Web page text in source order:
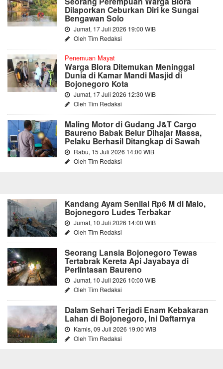
Dilaporkan Ceburkan Diri ke Sungai
Bengawan Solo
Jumat, 17 Juli 2026 19:00 WIB
Oleh Tim Redaksi
Penemuan Mayat
Warga Blora Ditemukan Meninggal
Dunia di Kamar Mandi Masjid di
Bojonegoro Kota
Jumat, 17 Juli 2026 12:30 WIB
Oleh Tim Redaksi
Maling Motor di Gudang J&T Cargo
Baureno Babak Belur Dihajar Massa,
Pelaku Berhasil Ditangkap di Sawah
Rabu, 15 Juli 2026 14:00 WIB
Oleh Tim Redaksi
Kandang Ayam Senilai Rp6 M di Malo,
Bojonegoro Ludes Terbakar
Jumat, 10 Juli 2026 14:00 WIB
Oleh Tim Redaksi
Seorang Lansia Bojonegoro Tewas
Tertabrak Kereta Api Jayabaya di
Perlintasan Baureno
Jumat, 10 Juli 2026 10:00 WIB
Oleh Tim Redaksi
Dalam Sehari Terjadi Enam Kebakaran
Lahan di Bojonegoro, Ini Daftarnya
Kamis, 09 Juli 2026 19:00 WIB
Oleh Tim Redaksi